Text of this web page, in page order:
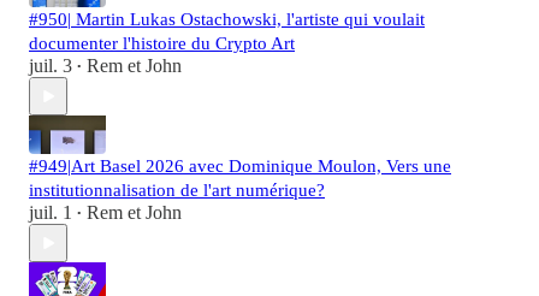
#950| Martin Lukas Ostachowski, l'artiste qui voulait
documenter l'histoire du Crypto Art
juil. 3 • Rem et John
#949|Art Basel 2026 avec Dominique Moulon, Vers une
institutionnalisation de l'art numérique?
juil. 1 • Rem et John